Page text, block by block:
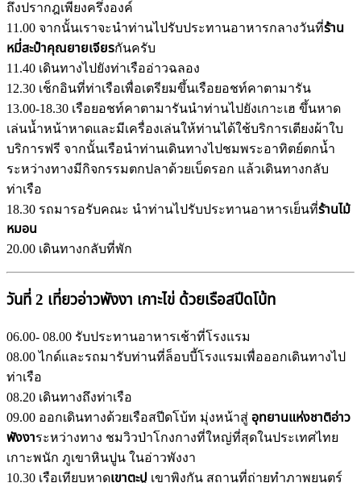
ถึงปรากฎเพียงครึ่งองค์
11.00 จากนั้นเราจะนำท่านไปรับประทานอาหารกลางวันที่ร้าน
หมี่สะปำคุณยายเจียรกันครับ
11.40 เดินทางไปยังท่าเรืออ่าวฉลอง
12.30 เช็กอินที่ท่าเรือเพื่อเตรียมขึ้นเรือยอชท์คาตามารัน
13.00-18.30 เรือยอชท์คาตามารันนำท่านไปยังเกาะเฮ ขึ้นหาด
เล่นน้ำหน้าหาดและมีเครื่องเล่นให้ท่านได้ใช้บริการเตียงผ้าใบ
บริการฟรี จากนั้นเรือนำท่านเดินทางไปชมพระอาทิตย์ตกน้ำ
ระหว่างทางมีกิจกรรมตกปลาด้วยเบ็ดรอก แล้วเดินทางกลับ
ท่าเรือ
18.30 รถมารอรับคณะ นำท่านไปรับประทานอาหารเย็นที่ร้านไม้
หมอน
20.00 เดินทางกลับที่พัก
วันที่ 2 เที่ยวอ่าวพังงา เกาะไข่ ด้วยเรือสปีดโบ้ท
06.00- 08.00 รับประทานอาหารเช้าที่โรงแรม
08.00 ไกด์และรถมารับท่านที่ล็อบบี้โรงแรมเพื่อออกเดินทางไป
ท่าเรือ
08.20 เดินทางถึงท่าเรือ
09.00 ออกเดินทางด้วยเรือสปีดโบ้ท มุ่งหน้าสู่ อุทยานแห่งชาติอ่าว
พังงาระหว่างทาง ชมวิวป่าโกงกางที่ใหญ่ที่สุดในประเทศไทย
เกาะพนัก ภูเขาหินปูน ในอ่าวพังงา
10.30 เรือเทียบหาดเขาตะปู เขาพิงกัน สถานที่ถ่ายทำภาพยนตร์